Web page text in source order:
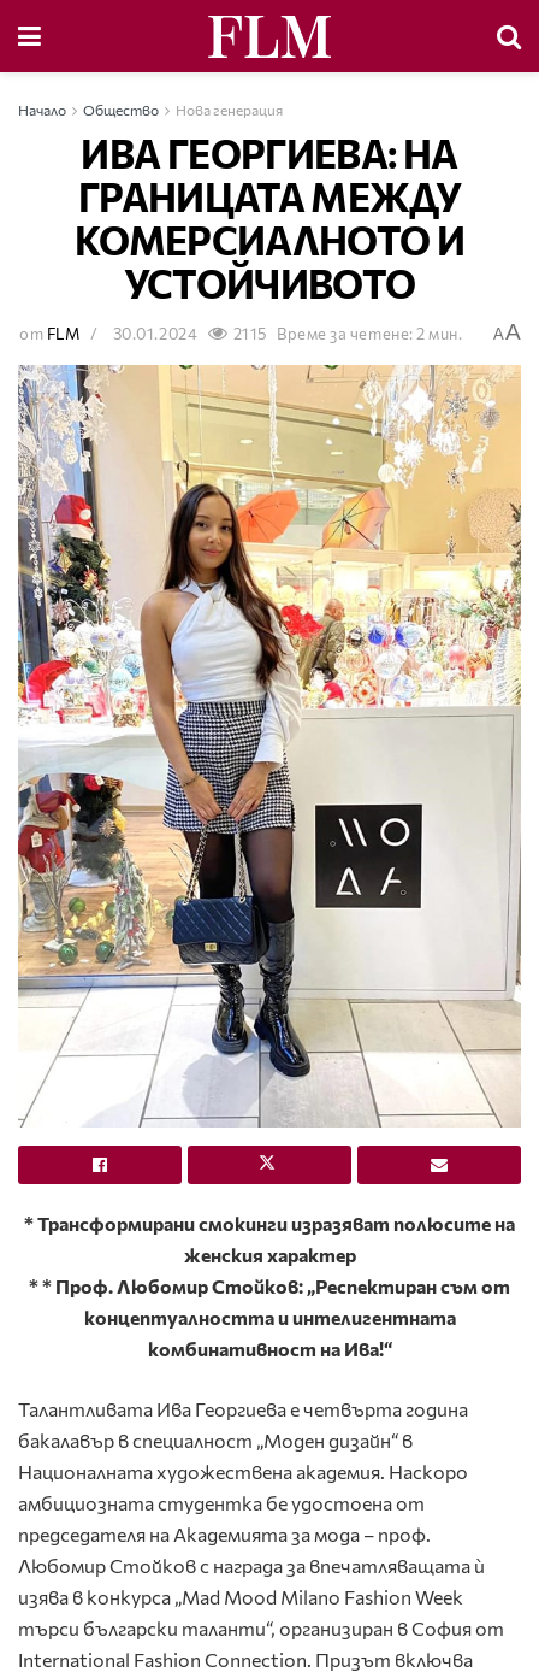
Начало Общество Нова генерация
ИВА ГЕОРГИЕВА: НА
ГРАНИЦАТА МЕЖДУ
КОМЕРСИАЛНОТО И
УСТОЙЧИВОТО
от FLM 30.01.2024 2115 Време за четене: 2 мин. AA
* Трансформирани смокинги изразяват полюсите на
женския характер
* * Проф. Любомир Стойков: „Респектиран съм от
концептуалността и интелигентната
комбинативност на Ива!“
Талантливата Ива Георгиева е четвърта година
бакалавър в специалност „Моден дизайн“ в
Националната художествена академия. Наскоро
амбициозната студентка бе удостоена от
председателя на Академията за мода – проф.
Любомир Стойков с награда за впечатляващата ѝ
изява в конкурса „Mad Mood Milano Fashion Week
търси български таланти“, организиран в София от
International Fashion Connection. Призът включва